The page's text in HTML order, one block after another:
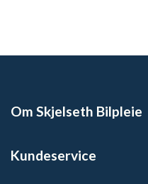
Om Skjelseth Bilpleie
Kundeservice